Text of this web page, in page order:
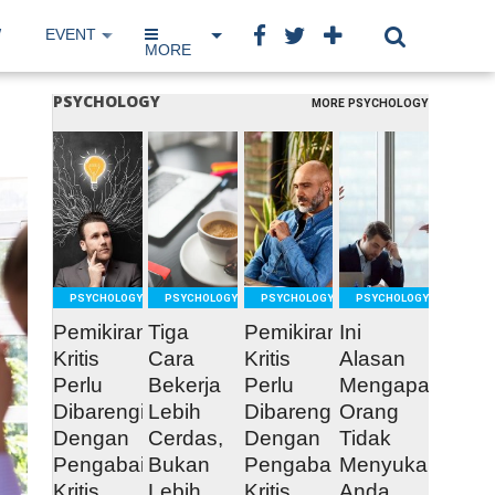
EVENT IP NETWORK
BOOK
MORE
PSYCHOLOGY MORE PSYCHOLOGY
READ
MORE
PSYCHOLOGY
Pemikiran
Kritis
Perlu
Dibarengi
Dengan
Pengabaian
READ
MORE
PSYCHOLOGY
Tiga
Cara
Bekerja
Lebih
Cerdas,
Bukan
READ
MORE
PSYCHOLOGY
Pemikiran
Kritis
Perlu
Dibarengi
Dengan
Pengabaian
MORE
PSYCHOLOGY
Ini
Alasan
Mengapa
Orang
Tidak
Menyukai